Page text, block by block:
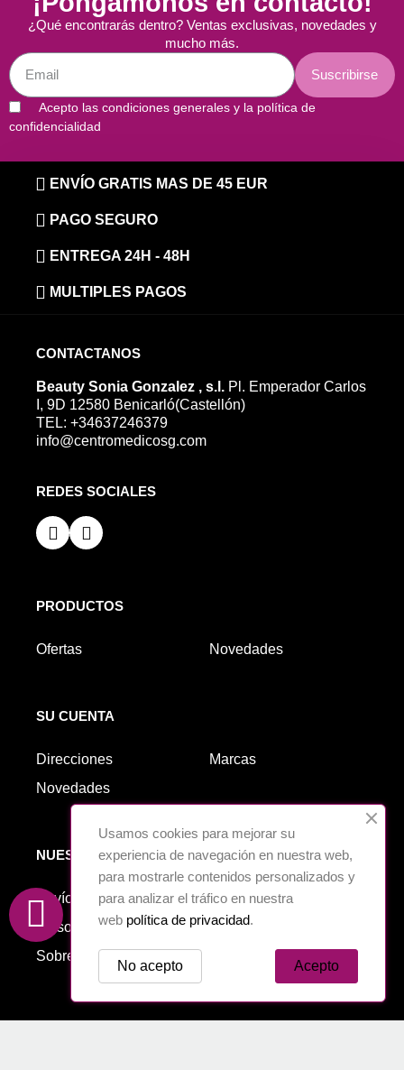
¿Qué encontrarás dentro? Ventas exclusivas, novedades y
mucho más.
Suscribirse
Acepto las condiciones generales y la política de
confidencialidad
ENVÍO GRATIS MAS DE 45 EUR
PAGO SEGURO
ENTREGA 24H - 48H
MULTIPLES PAGOS
CONTACTANOS
Beauty Sonia Gonzalez , s.l. Pl. Emperador Carlos
I, 9D 12580 Benicarló(Castellón)
TEL: +34637246379
info@centromedicosg.com
REDES SOCIALES
PRODUCTOS
Ofertas Novedades
SU CUENTA
Direcciones
Novedades
Marcas
NUESTRA EMPRESA
Envío
Aviso legal
Sobre nosotros
Cookies
Política de Privacidad
Contáctenos
Usamos cookies para mejorar su
experiencia de navegación en nuestra web,
para mostrarle contenidos personalizados y
para analizar el tráfico en nuestra
web política de privacidad.
Acepto
No acepto